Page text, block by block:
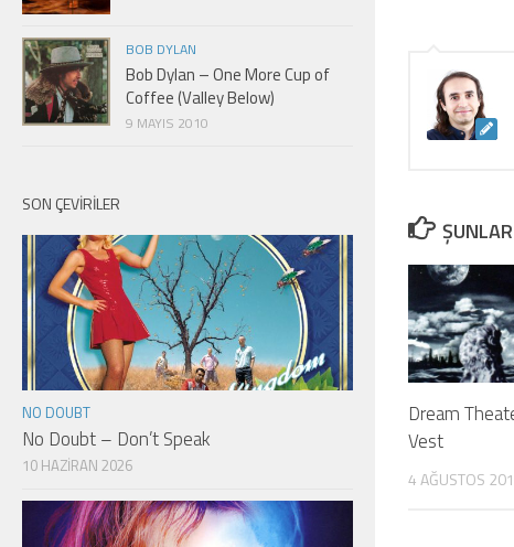
Dream
Vest
4 AĞUSTOS
BOB DYLAN
Bob Dylan – One More Cup of
Coffee (Valley Below)
9 MAYIS 2010
SON ÇEVIRILER
NO DOUBT
No Doubt – Don’t Speak
10 HAZIRAN 2026